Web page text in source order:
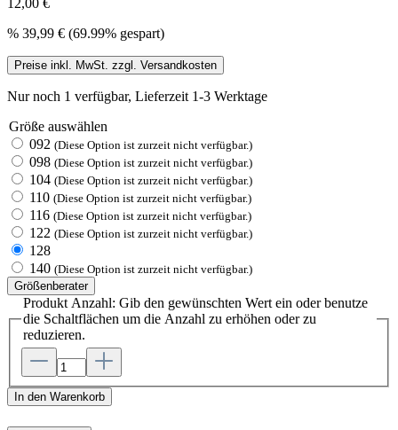
% 39,99 € (69.99% gespart)
Preise inkl. MwSt. zzgl. Versandkosten
Nur noch 1 verfügbar, Lieferzeit 1-3 Werktage
Größe auswählen
092 (Diese Option ist zurzeit nicht verfügbar.)
098 (Diese Option ist zurzeit nicht verfügbar.)
104 (Diese Option ist zurzeit nicht verfügbar.)
110 (Diese Option ist zurzeit nicht verfügbar.)
116 (Diese Option ist zurzeit nicht verfügbar.)
122 (Diese Option ist zurzeit nicht verfügbar.)
128
140 (Diese Option ist zurzeit nicht verfügbar.)
Größenberater
Produkt Anzahl: Gib den gewünschten Wert ein oder benutze
die Schaltflächen um die Anzahl zu erhöhen oder zu
reduzieren.
In den Warenkorb